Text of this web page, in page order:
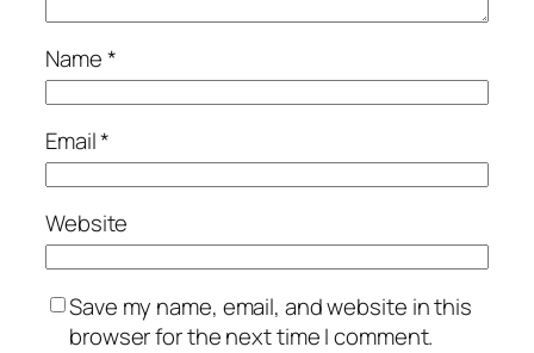
Name*
Email*
Website
Save my name, email, and website in this
browser for the next time I comment.